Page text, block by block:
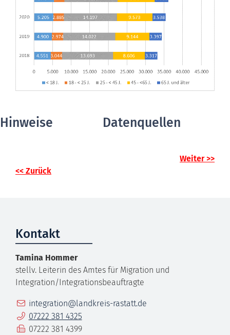
Hinweise Datenquellen
Weiter >>
<< Zurück
Kontakt
Tamina Hommer
stellv. Leiterin des Amtes für Migration und
Integration/Integrationsbeauftragte
E-Mailintegration@landkreis-rastatt.de
Telefon07222 381 4325
Fax 07222 381 4399